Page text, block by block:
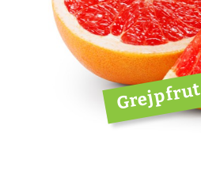
Grejpfrut